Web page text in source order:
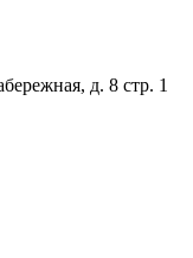
д. 8 стр. 1